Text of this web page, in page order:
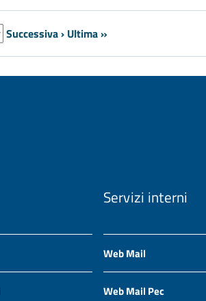
Successiva › Ultima »
Servizi interni
Web Mail
Web Mail Pec